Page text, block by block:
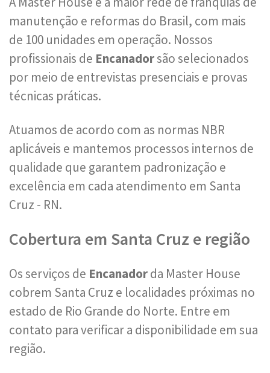
manutenção e reformas do Brasil, com mais
de 100 unidades em operação. Nossos
profissionais de Encanadorsão selecionados
por meio de entrevistas presenciais e provas
técnicas práticas.
Atuamos de acordo com as normas NBR
aplicáveis e mantemos processos internos de
qualidade que garantem padronização e
excelência em cada atendimento em Santa
Cruz - RN.
Cobertura em Santa Cruz e região
Os serviços de Encanadorda Master House
cobrem Santa Cruz e localidades próximas no
estado de Rio Grande do Norte. Entre em
contato para verificar a disponibilidade em sua
região.